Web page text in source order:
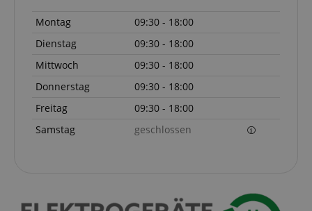
Montag
09:30 - 18:00
Dienstag
09:30 - 18:00
Mittwoch
09:30 - 18:00
Donnerstag
09:30 - 18:00
Freitag
09:30 - 18:00
Samstag
geschlossen